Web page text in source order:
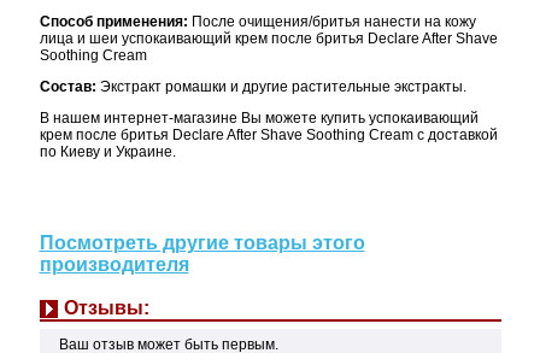
Способ применения: После очищения/бритья нанести на кожу
лица и шеи успокаивающий крем после бритья Declare After Shave
Soothing Cream
Состав: Экстракт ромашки и другие растительные экстракты.
В нашем интернет-магазине Вы можете купить успокаивающий
крем после бритья Declare After Shave Soothing Cream с доставкой
по Киеву и Украине.
Посмотреть другие товары этого
производителя
Отзывы:
Ваш отзыв может быть первым.